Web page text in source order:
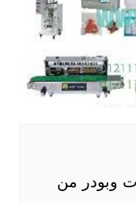
وبودر من